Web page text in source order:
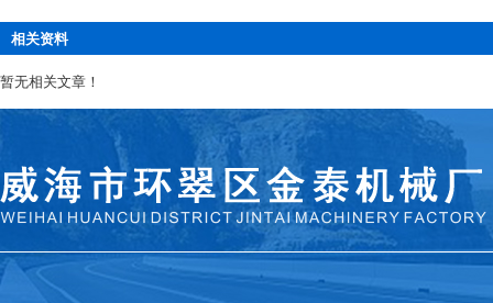
相关资料
暂无相关文章！